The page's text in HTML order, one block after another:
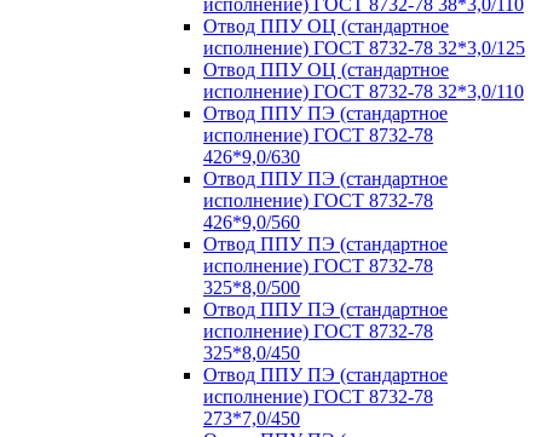
исполнение) ГОСТ 8732-78 38*3,0/110
Отвод ППУ ОЦ (стандартное
исполнение) ГОСТ 8732-78 32*3,0/125
Отвод ППУ ОЦ (стандартное
исполнение) ГОСТ 8732-78 32*3,0/110
Отвод ППУ ПЭ (стандартное
исполнение) ГОСТ 8732-78
426*9,0/630
Отвод ППУ ПЭ (стандартное
исполнение) ГОСТ 8732-78
426*9,0/560
Отвод ППУ ПЭ (стандартное
исполнение) ГОСТ 8732-78
325*8,0/500
Отвод ППУ ПЭ (стандартное
исполнение) ГОСТ 8732-78
325*8,0/450
Отвод ППУ ПЭ (стандартное
исполнение) ГОСТ 8732-78
273*7,0/450